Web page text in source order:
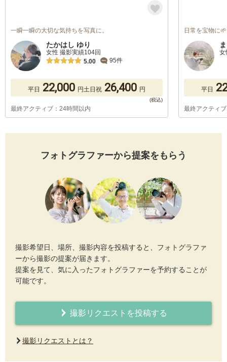
一瞬一瞬の大切な気持ちを写真に。
たかはし ゆり
女性 撮影実績104回
5.00
95件
平日 22,000 円土日祝 26,400 円
最終アクティブ：24時間以内
日常を宝物に🌱
女
平日
最終アクティ
フォトグラファーから提案をもらう
撮影希望日、場所、撮影内容を投稿すると、フォトグラファ
ーから撮影の提案が届きます。
提案を見て、気に入ったフォトグラファーを予約することが
可能です。
撮影リクエストを投稿する
撮影リクエストとは？